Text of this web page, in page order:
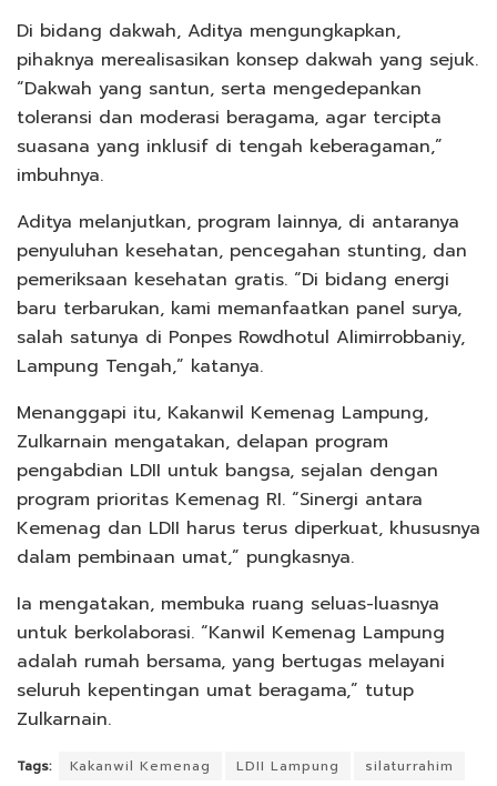
Di bidang dakwah, Aditya mengungkapkan,
pihaknya merealisasikan konsep dakwah yang sejuk.
“Dakwah yang santun, serta mengedepankan
toleransi dan moderasi beragama, agar tercipta
suasana yang inklusif di tengah keberagaman,”
imbuhnya.
Aditya melanjutkan, program lainnya, di antaranya
penyuluhan kesehatan, pencegahan stunting, dan
pemeriksaan kesehatan gratis. “Di bidang energi
baru terbarukan, kami memanfaatkan panel surya,
salah satunya di Ponpes Rowdhotul Alimirrobbaniy,
Lampung Tengah,” katanya.
Menanggapi itu, Kakanwil Kemenag Lampung,
Zulkarnain mengatakan, delapan program
pengabdian LDII untuk bangsa, sejalan dengan
program prioritas Kemenag RI. “Sinergi antara
Kemenag dan LDII harus terus diperkuat, khususnya
dalam pembinaan umat,” pungkasnya.
Ia mengatakan, membuka ruang seluas-luasnya
untuk berkolaborasi. “Kanwil Kemenag Lampung
adalah rumah bersama, yang bertugas melayani
seluruh kepentingan umat beragama,” tutup
Zulkarnain.
Tags: Kakanwil Kemenag LDII Lampung
silaturrahim